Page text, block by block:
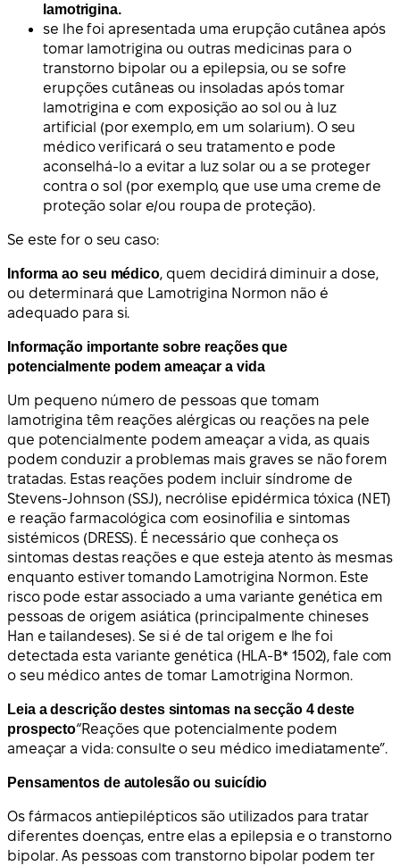
lamotrigina.
se lhe foi apresentada uma erupção cutânea após
tomar lamotrigina ou outras medicinas para o
transtorno bipolar ou a epilepsia, ou se sofre
erupções cutâneas ou insoladas após tomar
lamotrigina e com exposição ao sol ou à luz
artificial (por exemplo, em um solarium). O seu
médico verificará o seu tratamento e pode
aconselhá-lo a evitar a luz solar ou a se proteger
contra o sol (por exemplo, que use uma creme de
proteção solar e/ou roupa de proteção).
Se este for o seu caso:
Informa ao seu médico, quem decidirá diminuir a dose,
ou determinará que Lamotrigina Normon não é
adequado para si.
Informação importante sobre reações que
potencialmente podem ameaçar a vida
Um pequeno número de pessoas que tomam
lamotrigina têm reações alérgicas ou reações na pele
que potencialmente podem ameaçar a vida, as quais
podem conduzir a problemas mais graves se não forem
tratadas. Estas reações podem incluir síndrome de
Stevens-Johnson (SSJ), necrólise epidérmica tóxica (NET)
e reação farmacológica com eosinofilia e sintomas
sistémicos (DRESS). É necessário que conheça os
sintomas destas reações e que esteja atento às mesmas
enquanto estiver tomando Lamotrigina Normon. Este
risco pode estar associado a uma variante genética em
pessoas de origem asiática (principalmente chineses
Han e tailandeses). Se si é de tal origem e lhe foi
detectada esta variante genética (HLA-B* 1502), fale com
o seu médico antes de tomar Lamotrigina Normon.
Leia a descrição destes sintomas na secção 4 deste
prospecto“Reações que potencialmente podem
ameaçar a vida: consulte o seu médico imediatamente”.
Pensamentos de autolesão ou suicídio
Os fármacos antiepilépticos são utilizados para tratar
diferentes doenças, entre elas a epilepsia e o transtorno
bipolar. As pessoas com transtorno bipolar podem ter